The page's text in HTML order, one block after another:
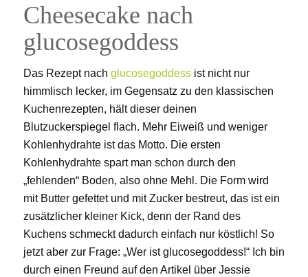
Cheesecake nach
glucosegoddess
Das Rezept nach glucosegoddessist nicht nur
himmlisch lecker, im Gegensatz zu den klassischen
Kuchenrezepten, hält dieser deinen
Blutzuckerspiegel flach. Mehr Eiweiß und weniger
Kohlenhydrahte ist das Motto. Die ersten
Kohlenhydrahte spart man schon durch den
„fehlenden“ Boden, also ohne Mehl. Die Form wird
mit Butter gefettet und mit Zucker bestreut, das ist ein
zusätzlicher kleiner Kick, denn der Rand des
Kuchens schmeckt dadurch einfach nur köstlich! So
jetzt aber zur Frage: „Wer ist glucosegoddess!“ Ich bin
durch einen Freund auf den Artikel über Jessie